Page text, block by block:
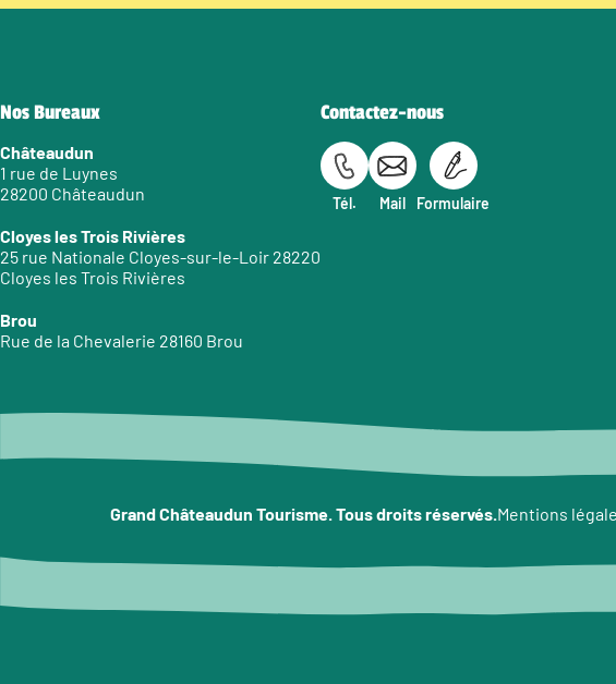
Nos Bureaux
Châteaudun
1 rue de Luynes
28200 Châteaudun
Cloyes les Trois Rivières
25 rue Nationale Cloyes-sur-le-Loir 28220
Cloyes les Trois Rivières
Brou
Rue de la Chevalerie 28160 Brou
Contactez-nous
Tél. Mail Formulaire
Grand Châteaudun Tourisme. Tous droits réservés.Mentions